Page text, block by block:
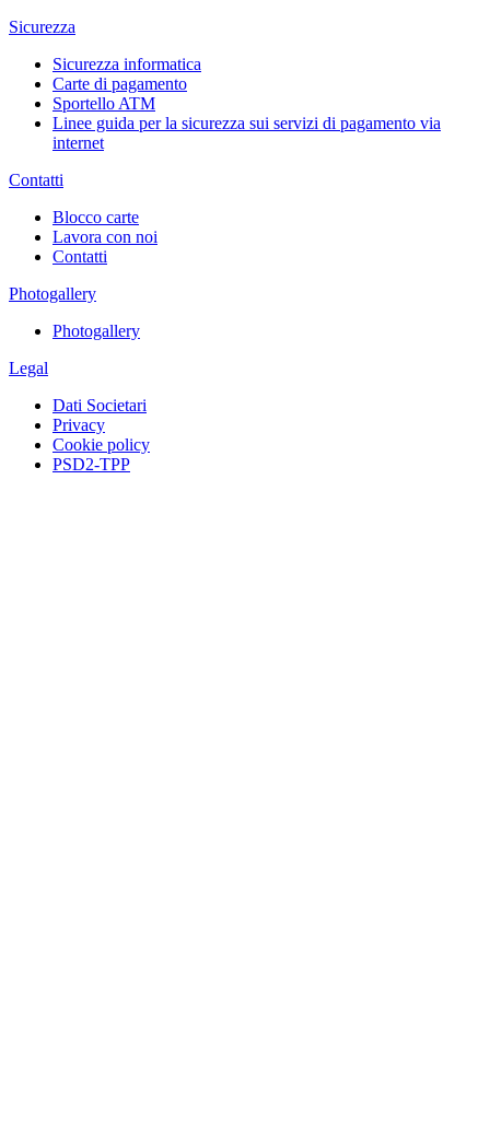
Sicurezza
Sicurezza informatica
Carte di pagamento
Sportello ATM
Linee guida per la sicurezza sui servizi di pagamento via
internet
Contatti
Blocco carte
Lavora con noi
Contatti
Photogallery
Photogallery
Legal
Dati Societari
Privacy
Cookie policy
PSD2-TPP